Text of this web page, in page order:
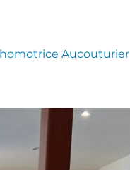
Aucouturier